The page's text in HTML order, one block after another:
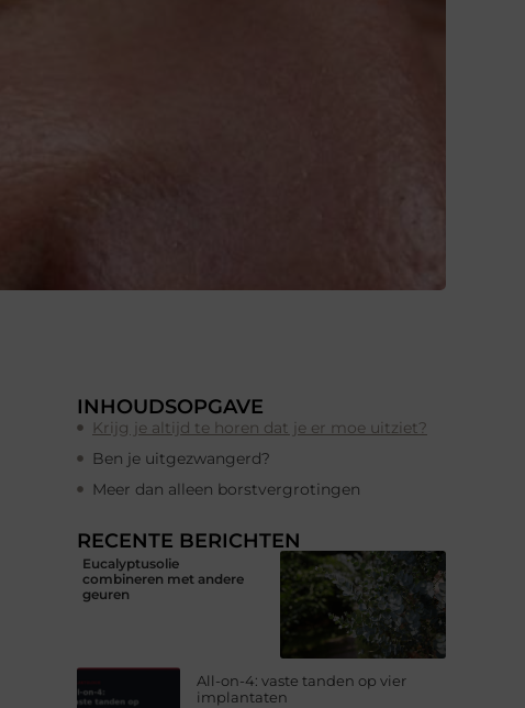
INHOUDSOPGAVE
Krijg je altijd te horen dat je er moe uitziet?
Ben je uitgezwangerd?
Meer dan alleen borstvergrotingen
RECENTE BERICHTEN
Eucalyptusolie
combineren met andere
geuren
All-on-4: vaste tanden op vier
implantaten